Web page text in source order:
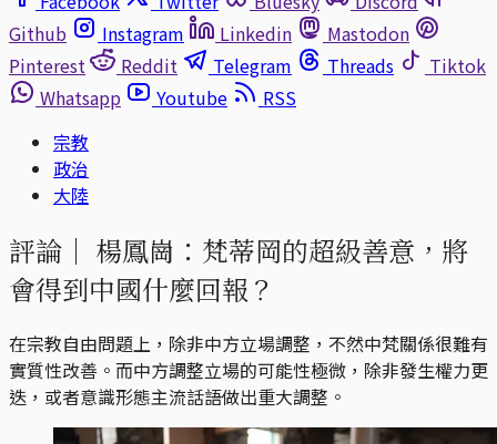
Github
Instagram Linkedin
Mastodon
Pinterest
Reddit Telegram Threads
Tiktok
Whatsapp
Youtube
RSS
宗教
政治
大陸
評論｜ 楊鳳崗：梵蒂岡的超級善意，將
會得到中國什麼回報？
在宗教自由問題上，除非中方立場調整，不然中梵關係很難有
實質性改善。而中方調整立場的可能性極微，除非發生權力更
迭，或者意識形態主流話語做出重大調整。